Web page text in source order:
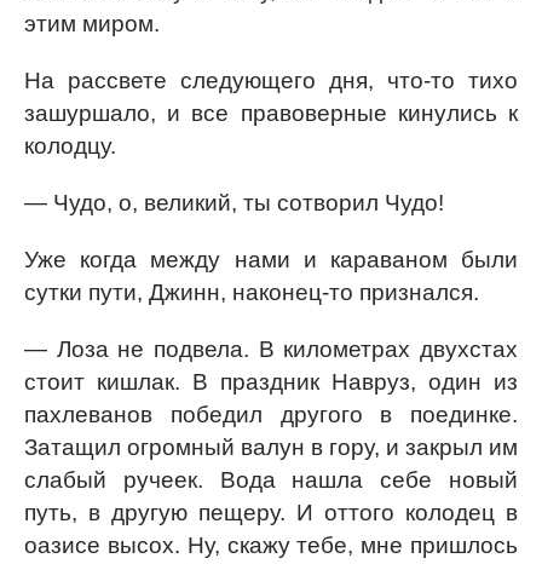
этим миром.
На рассвете следующего дня, что-то тихо
зашуршало, и все правоверные кинулись к
колодцу.
— Чудо, о, великий, ты сотворил Чудо!
Уже когда между нами и караваном были
сутки пути, Джинн, наконец-то признался.
— Лоза не подвела. В километрах двухстах
стоит кишлак. В праздник Навруз, один из
пахлеванов победил другого в поединке.
Затащил огромный валун в гору, и закрыл им
слабый ручеек. Вода нашла себе новый
путь, в другую пещеру. И оттого колодец в
оазисе высох. Ну, скажу тебе, мне пришлось